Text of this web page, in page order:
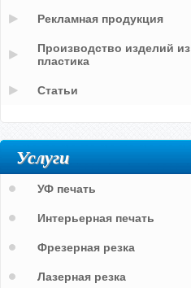
Рекламная продукция
Производство изделий из
пластика
Статьи
Услуги
УФ печать
Интерьерная печать
Фрезерная резка
Лазерная резка